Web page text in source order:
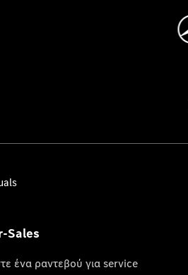
Sales
ένα ραντεβού για service